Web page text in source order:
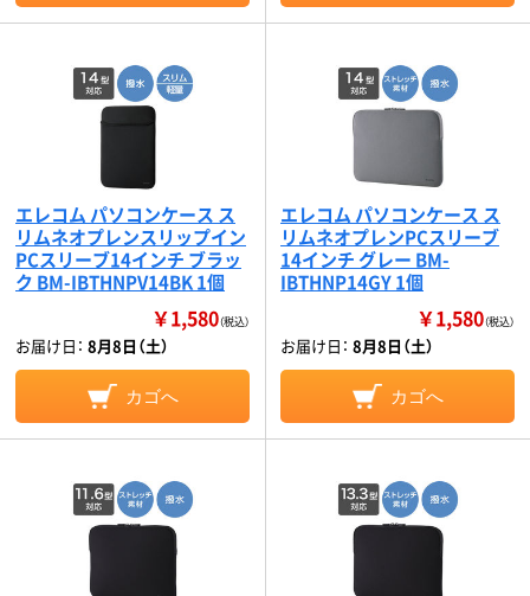
エレコム パソコンケース ス
リムネオプレンスリップイン
PCスリーブ14インチ ブラッ
ク BM-IBTHNPV14BK 1個
￥1,580（税込）
お届け日： 8月8日（土）
カゴへ
エレコム パソコンケース ス
リムネオプレンPCスリーブ
14インチ グレー BM-
IBTHNP14GY 1個
￥1,580（税込）
お届け日： 8月8日（土）
カゴへ